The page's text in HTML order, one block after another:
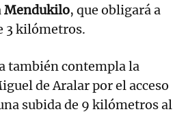
Mendukilo, que obligará a
3 kilómetros.
también contempla la
de Aralar por el acceso
subida de 9 kilómetros al